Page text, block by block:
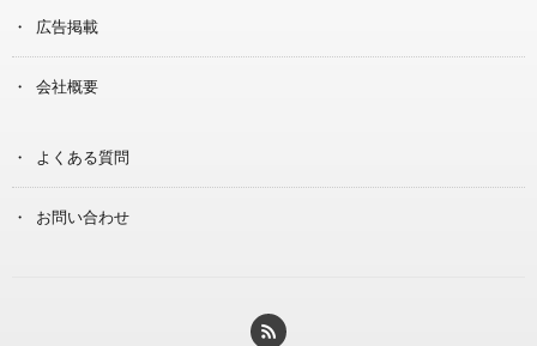
広告掲載
会社概要
よくある質問
お問い合わせ